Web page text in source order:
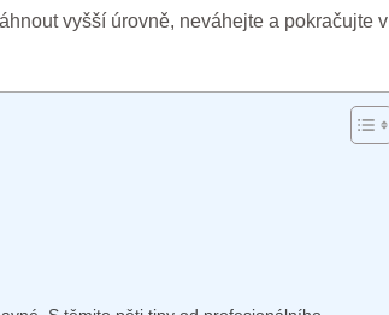
vyšší úrovně, neváhejte a pokračujte v